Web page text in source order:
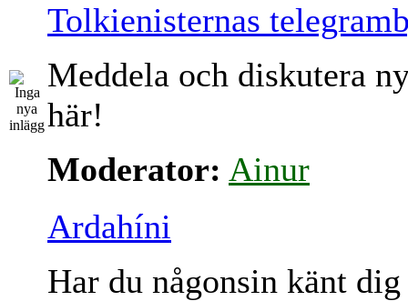
Tolkienisternas
Meddela och diskutera
här!
Moderator: Ainur
Ardahíni
Har du någonsin känt dig